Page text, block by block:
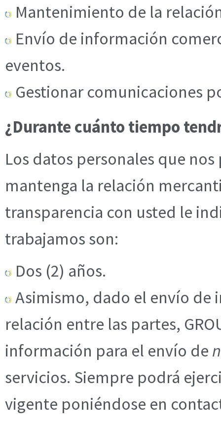
Mantenimiento de la
Envío de información
eventos.
Gestionar comunicaciones
¿Durante cuánto tiempo
Los datos personales que
mantenga la relación
transparencia con usted le
trabajamos son:
Dos (2) años.
Asimismo, dado el envío de
relación entre las partes,
información para el envío de
servicios. Siempre podrá
vigente poniéndose en